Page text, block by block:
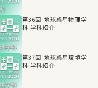
第36回 地球惑星物理学
科 学科紹介
第37回 地球惑星環境学
科 学科紹介